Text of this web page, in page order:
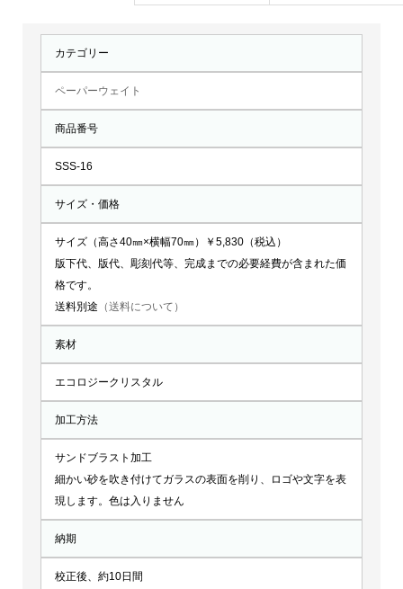
ェ
SSS-
カテゴリー
ペーパーウェイト
商品番号
SSS-16
サイズ・価格
サイズ（高さ40㎜×横幅70㎜）￥5,830（税込）
版下代、版代、彫刻代等、完成までの必要経費が含まれた価
格です。
送料別途 （送料について）
素材
エコロジークリスタル
加工方法
サンドブラスト加工
細かい砂を吹き付けてガラスの表面を削り、ロゴや文字を表
現します。色は入りません
納期
校正後、約10日間